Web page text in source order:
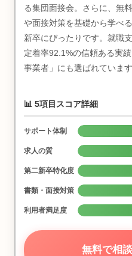
る集団面接会。さらに、無
や面接対策を基礎から学べ
新卒にぴったりです。就職
定着率92.1%の信頼ある実
事業者」にも選ばれています
📊 5項目スコア詳細
サポート体制
求人の質
第二新卒特化度
書類・面接対策
利用者満足度
無料で相